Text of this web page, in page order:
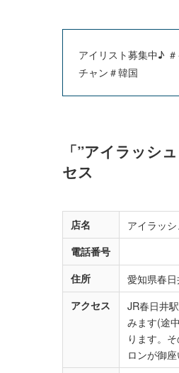
アイリスト募集中♪
チャン＃韓国
「”アイラッシ
セス
店名 アイラッ
電話番号
住所
愛知県春
アクセス
JR春日井
みます(途
ります。
ロンが御